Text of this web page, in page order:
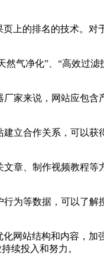
上的排名的技术。对
气净化”、“高效过
家来说，网站应包
立合作关系，可以获
章、制作视频教程等
为等数据，可以了
网站结构和内容，
续投入和努力。